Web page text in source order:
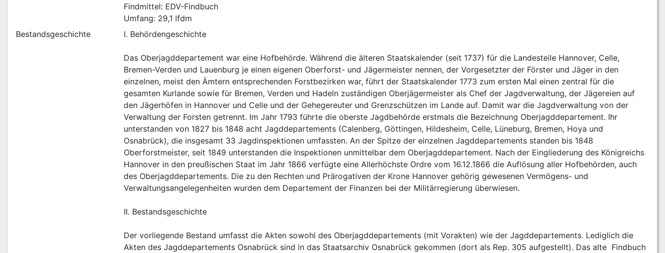
Findmittel: EDV-Findbuch
Umfang: 29,1 lfdm
Bestandsgeschichte
I. Behördengeschichte
Das Oberjagddepartement war eine Hofbehörde. Während die älteren Staatskalender (seit 1737) für die Landesteile Hannover, Celle,
Bremen-Verden und Lauenburg je einen eigenen Oberforst- und Jägermeister nennen, der Vorgesetzter der Förster und Jäger in den
einzelnen, meist den Ämtern entsprechenden Forstbezirken war, führt der Staatskalender 1773 zum ersten Mal einen zentral für die
gesamten Kurlande sowie für Bremen, Verden und Hadeln zuständigen Oberjägermeister als Chef der Jagdverwaltung, der Jägereien auf
den Jägerhöfen in Hannover und Celle und der Gehegereuter und Grenzschützen im Lande auf. Damit war die Jagdverwaltung von der
Verwaltung der Forsten getrennt. Im Jahr 1793 führte die oberste Jagdbehörde erstmals die Bezeichnung Oberjagddepartement. Ihr
unterstanden von 1827 bis 1848 acht Jagddepartements (Calenberg, Göttingen, Hildesheim, Celle, Lüneburg, Bremen, Hoya und
Osnabrück), die insgesamt 33 Jagdinspektionen umfassten. An der Spitze der einzelnen Jagddepartements standen bis 1848
Oberforstmeister, seit 1849 unterstanden die Inspektionen unmittelbar dem Oberjagddepartement. Nach der Eingliederung des Königreichs
Hannover in den preußischen Staat im Jahr 1866 verfügte eine Allerhöchste Ordre vom 16.12.1866 die Auflösung aller Hofbehörden, auch
des Oberjagddepartements. Die zu den Rechten und Prärogativen der Krone Hannover gehörig gewesenen Vermögens- und
Verwaltungsangelegenheiten wurden dem Departement der Finanzen bei der Militärregierung überwiesen.
II. Bestandsgeschichte
Der vorliegende Bestand umfasst die Akten sowohl des Oberjagddepartements (mit Vorakten) wie der Jagddepartements. Lediglich die
Akten des Jagddepartements Osnabrück sind in das Staatsarchiv Osnabrück gekommen (dort als Rep. 305 aufgestellt). Das alte  Findbuch